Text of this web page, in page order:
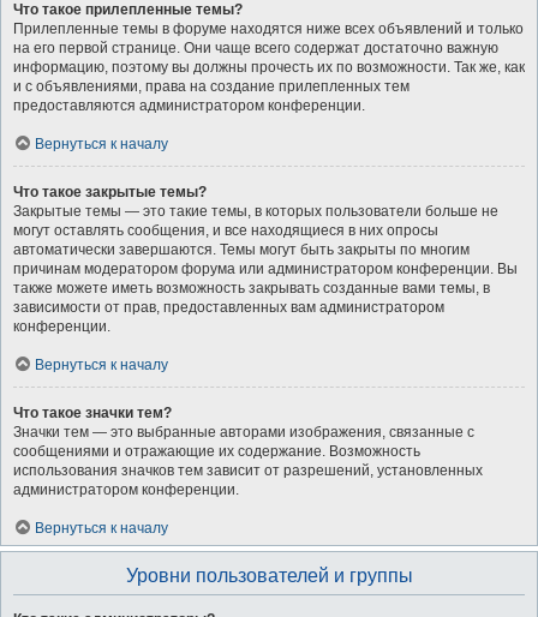
Что такое прилепленные темы?
Прилепленные темы в форуме находятся ниже всех объявлений и только
на его первой странице. Они чаще всего содержат достаточно важную
информацию, поэтому вы должны прочесть их по возможности. Так же, как
и с объявлениями, права на создание прилепленных тем
предоставляются администратором конференции.
Вернуться к началу
Что такое закрытые темы?
Закрытые темы — это такие темы, в которых пользователи больше не
могут оставлять сообщения, и все находящиеся в них опросы
автоматически завершаются. Темы могут быть закрыты по многим
причинам модератором форума или администратором конференции. Вы
также можете иметь возможность закрывать созданные вами темы, в
зависимости от прав, предоставленных вам администратором
конференции.
Вернуться к началу
Что такое значки тем?
Значки тем — это выбранные авторами изображения, связанные с
сообщениями и отражающие их содержание. Возможность
использования значков тем зависит от разрешений, установленных
администратором конференции.
Вернуться к началу
Уровни пользователей и группы